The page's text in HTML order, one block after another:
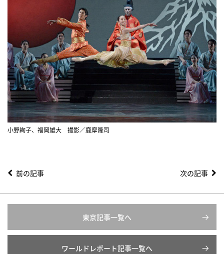
小野絢子、福岡雄大 撮影／鹿摩隆司
前の記事 次の記事
東京記事一覧へ
ワールドレポート記事一覧へ